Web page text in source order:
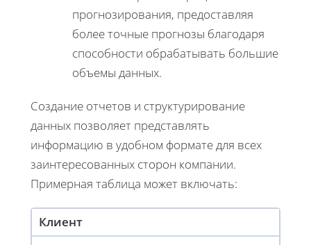
прогнозирования, предоставляя
более точные прогнозы благодаря
способности обрабатывать большие
объемы данных.
Создание отчетов и структурирование
данных позволяет представлять
информацию в удобном формате для всех
заинтересованных сторон компании.
Примерная таблица может включать:
Клиент